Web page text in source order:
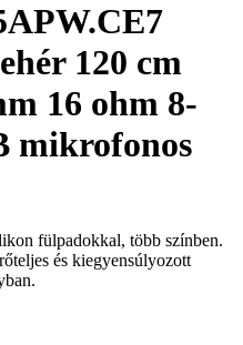
120 cm
16 ohm 8-
mikrofonos
fülpadokkal, több színben.
és kiegyensúlyozott